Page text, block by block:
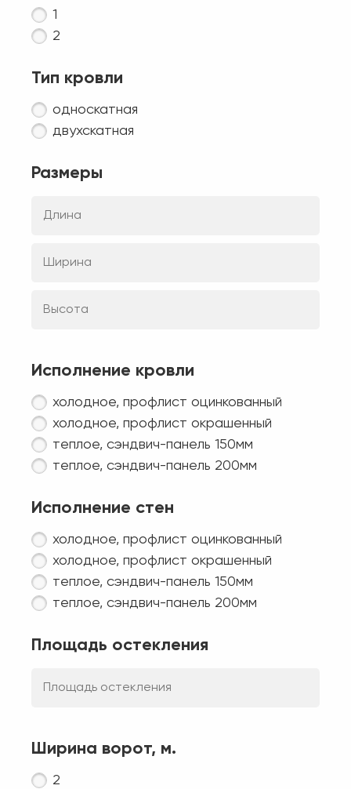
1
2
Тип кровли
односкатная
двухскатная
Размеры
Исполнение кровли
холодное, профлист оцинкованный
холодное, профлист окрашенный
теплое, сэндвич-панель 150мм
теплое, сэндвич-панель 200мм
Исполнение стен
холодное, профлист оцинкованный
холодное, профлист окрашенный
теплое, сэндвич-панель 150мм
теплое, сэндвич-панель 200мм
Площадь остекления
Ширина ворот, м.
2